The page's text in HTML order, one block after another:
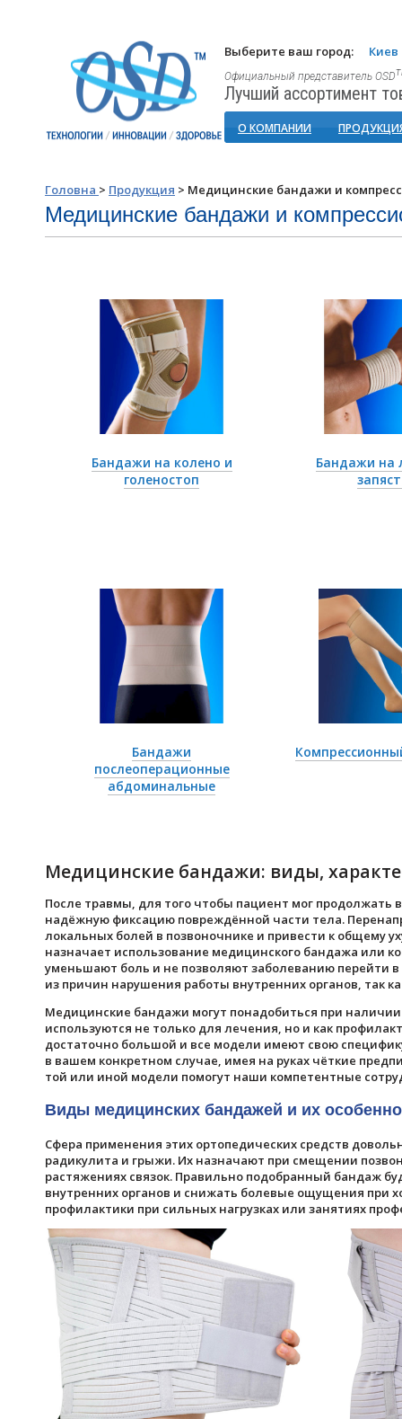
Выберите ваш город: Киев
Официальный представитель OSD
Лучший ассортимент
О КОМПАНИИ
Головна > Продукция > Медицинские бандажи и
Медицинские бандажи и
Бандажи на колено и
голеностоп
Бандажи на
Бандажи
послеоперационные
абдоминальные
Медицинские бандажи: виды,
После травмы, для того чтобы пациент мог
надёжную фиксацию повреждённой части тела.
локальных болей в позвоночнике и привести к общему
назначает использование медицинского бандажа или
уменьшают боль и не позволяют заболеванию перейти
из причин нарушения работы внутренних органов, так
Медицинские бандажи могут понадобиться при
используются не только для лечения, но и как
достаточно большой и все модели имеют свою
в вашем конкретном случае, имея на руках чёткие
той или иной модели помогут наши компетентные
Виды медицинских бандажей и их
Сфера применения этих ортопедических средств
радикулита и грыжи. Их назначают при смещении
растяжениях связок. Правильно подобранный бандаж
внутренних органов и снижать болевые ощущения при
профилактики при сильных нагрузках или занятиях